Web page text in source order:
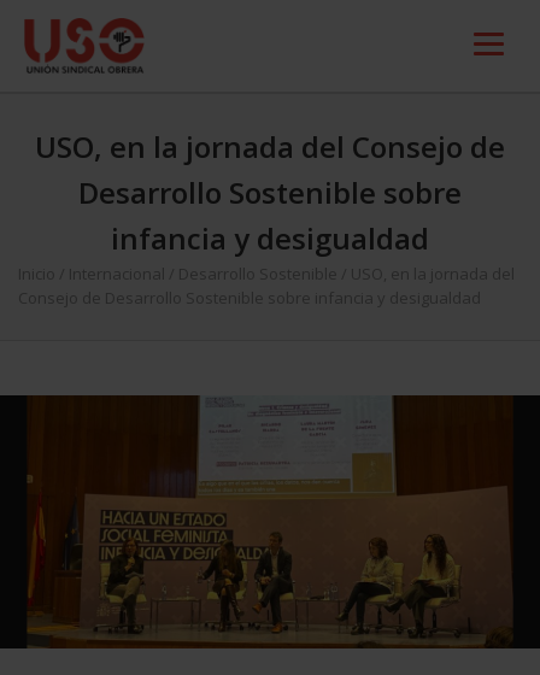
USO, en la jornada del Consejo de
Desarrollo Sostenible sobre
infancia y desigualdad
Inicio Internacional Desarrollo Sostenible
USO, en la jornada del
Consejo de Desarrollo Sostenible sobre infancia y desigualdad